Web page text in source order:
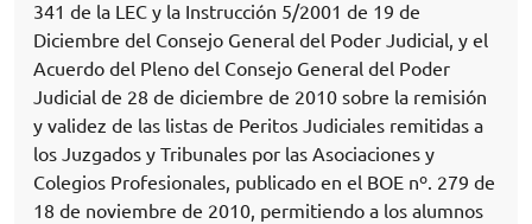
341 de la LEC y la Instrucción 5/2001 de 19 de
Diciembre del Consejo General del Poder Judicial, y el
Acuerdo del Pleno del Consejo General del Poder
Judicial de 28 de diciembre de 2010 sobre la remisión
y validez de las listas de Peritos Judiciales remitidas a
los Juzgados y Tribunales por las Asociaciones y
Colegios Profesionales, publicado en el BOE nº. 279 de
18 de noviembre de 2010, permitiendo a los alumnos